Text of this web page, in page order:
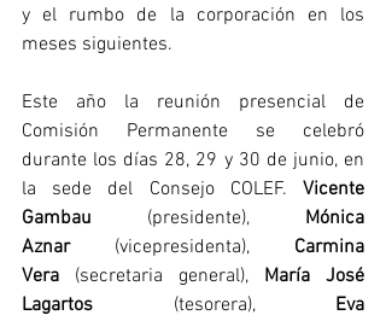
y el rumbo de la corporación en los
meses siguientes.
Este año la reunión presencial de
Comisión Permanente se celebró
durante los días 28, 29 y 30 de junio, en
la sede del Consejo COLEF. Vicente
Gambau (presidente), Mónica
Aznar (vicepresidenta), Carmina
Vera (secretaria general), María José
Lagartos (tesorera), Eva